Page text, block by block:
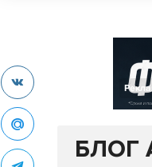
БЛОГ